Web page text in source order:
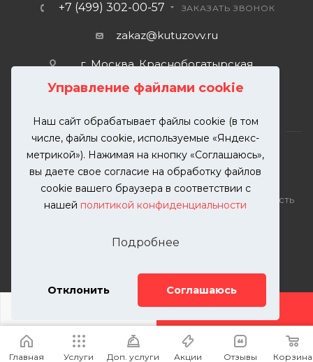
Управление файлами cookie
Наш сайт обрабатывает файлы cookie (в том
числе, файлы cookie, используемые «Яндекс-
метрикой»). Нажимая на кнопку «Соглашаюсь»,
вы даете свое согласие на обработку файлов
cookie вашего браузера в соответствии с
нашей политикой конфиденциальности
Подробнее
Отклонить Соглашаюсь
ДОБАВИТЬ УСЛУГУ
+7 (499) 302-00-57 ЗАКАЗАТЬ ЗВОНОК
zakaz@kutuzovv.ru
г. Москва, Краснобогатырская
2026 © KUTUZOVV | Кузовной ремонт и покраска
автомобилей. Вся информация на сайте – собственность
разрешения запрещена. Все права защищены.
Телефон: 8(499)-302-00-57
Главная Услуги Доп. услуги Акции Отзывы Корзина